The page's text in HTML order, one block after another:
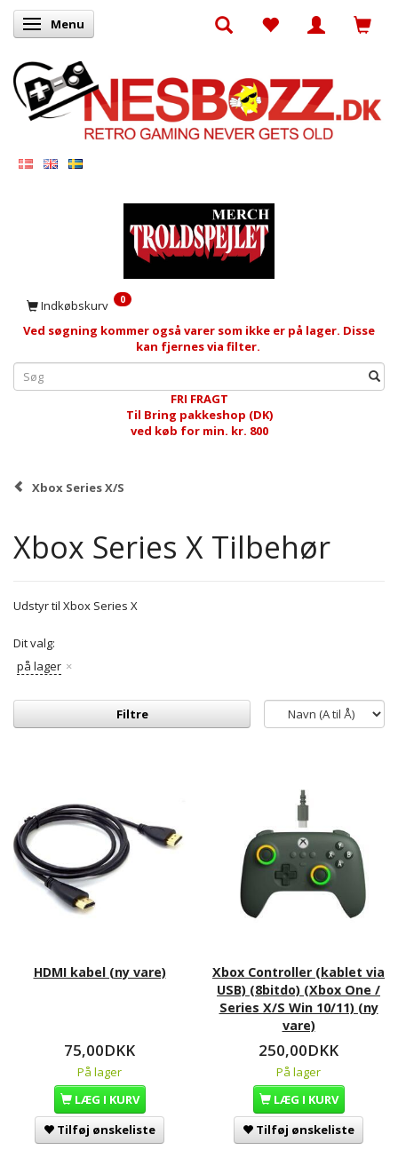
Skifte navigation
Menu
Indkøbskurv 0
Ved søgning kommer også varer som ikke er på lager. Disse
kan fjernes via filter.
FRI FRAGT
Til Bring pakkeshop (DK)
ved køb for min. kr. 800
Xbox Series X/S
Xbox Series X Tilbehør
Udstyr til Xbox Series X
Dit valg:
på lager
Filtre
HDMI kabel (ny vare)
75,00DKK
På lager
LÆG I KURV
Tilføj ønskeliste
Xbox Controller (kablet via
USB) (8bitdo) (Xbox One /
Series X/S Win 10/11) (ny
vare)
250,00DKK
På lager
LÆG I KURV
Tilføj ønskeliste